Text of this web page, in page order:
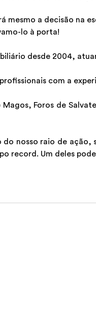
mesmo a decisão na
lo à porta!
desde 2004,
com a
Foros de
do nosso raio de
record. Um deles pode